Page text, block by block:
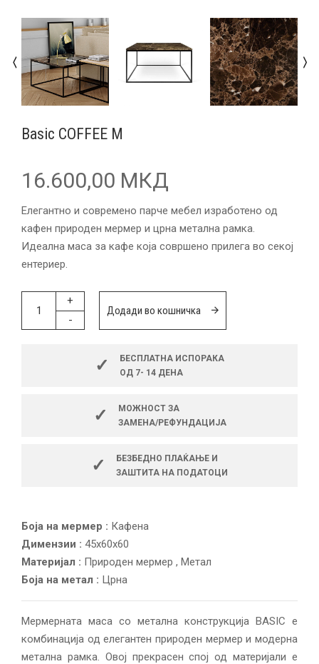
Basic COFFEE M
16.600,00 МКД
Елегантно и современо парче мебел изработено од
кафен природен мермер и црна метална рамка.
Идеална маса за кафе која совршено прилега во секој
ентериер.
+
-
Додади во кошничка
✓
БЕСПЛАТНА ИСПОРАКА
ОД 7- 14 ДЕНА
✓
МОЖНОСТ ЗА
ЗАМЕНА/РЕФУНДАЦИЈА
✓
БЕЗБЕДНО ПЛАЌАЊЕ И
ЗАШТИТА НА ПОДАТОЦИ
Боја на мермер : Кафена
Димензии : 45x60x60
Материјал : Природен мермер , Метал
Боја на метал : Црна
Мермерната маса со метална конструкција BASIC е
комбинација од елегантен природен мермер и модерна
метална рамка. Овој прекрасен спој од материјали е